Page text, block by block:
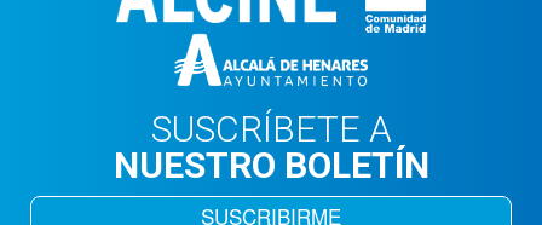
SUSCRÍBETE A
NUESTRO BOLETÍN
SUSCRIBIRME